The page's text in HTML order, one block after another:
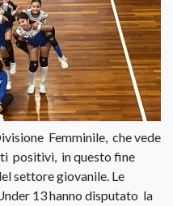
Femminile, che vede
positivi, in questo fine
settore giovanile. Le
13 hanno disputato la